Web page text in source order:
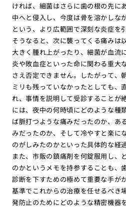
ければ、細菌はさらに歯の根の先に
中へと侵入し、今度は骨を溶かしな
という、より広範囲で深刻な炎症を
そうなると、次に襲ってくる痛みは
大きく腫れ上がったり、細菌が血流
炎や敗血症といった命に関わる重大
さえ否定できません。したがって、
ミリも残っていなかったとしても、
れ、事情を説明して受診することが
には、夜中の何時頃にどのような種
ば脈打つような痛みだったのか、あ
みだったのか、そして冷やすと楽に
のがしみたのかといった具体的な経
また、市販の鎮痛剤を何錠服用し、
のかというメモを持参することも、
診断を下すための極めて重要な手が
基準でこれからの治療を任せるべき
発防止のためにどのような精密機器